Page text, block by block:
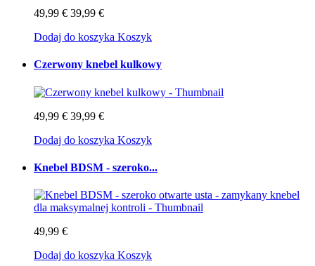
49,99 € 39,99 €
Dodaj do koszyka Koszyk
Czerwony knebel kulkowy
49,99 € 39,99 €
Dodaj do koszyka Koszyk
Knebel BDSM - szeroko...
49,99 €
Dodaj do koszyka Koszyk